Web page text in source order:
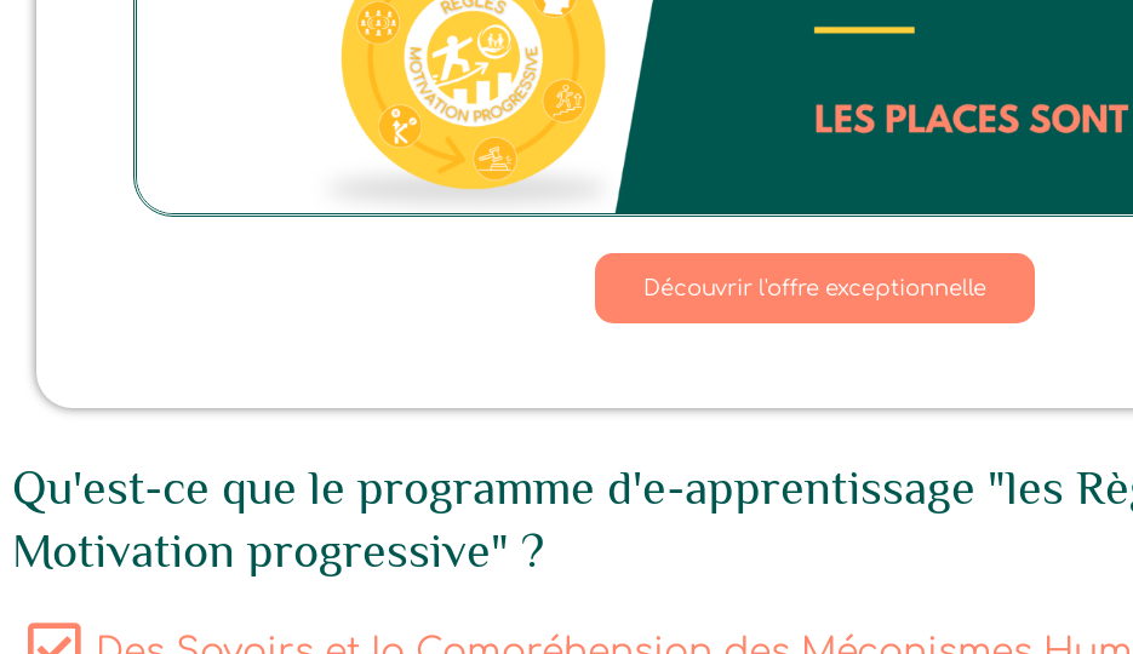
Découvrir l'offre exceptionnelle
Qu'est-ce que le programme d'e-apprentissage "les
Motivation progressive" ?